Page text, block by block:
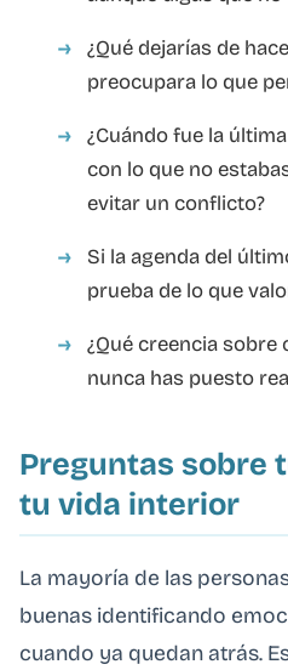
¿Qué dejarías de
preocupara lo que
¿Cuándo fue la
con lo que no
evitar un conflicto?
Si la agenda del
prueba de lo que
¿Qué creencia
nunca has puesto
Preguntas sobre
tu vida interior
La mayoría de las
buenas identificando
cuando ya quedan atrás.